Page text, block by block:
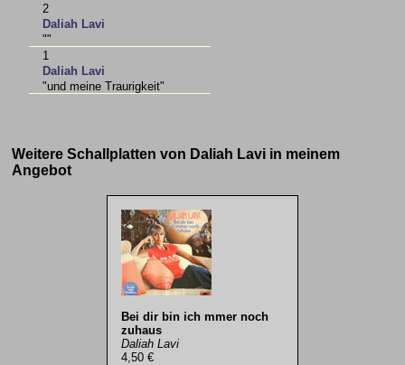
2
Daliah Lavi
""
1
Daliah Lavi
"und meine Traurigkeit"
Weitere Schallplatten von Daliah Lavi in meinem
Angebot
Bei dir bin ich mmer noch
zuhaus
Daliah Lavi
4,50 €